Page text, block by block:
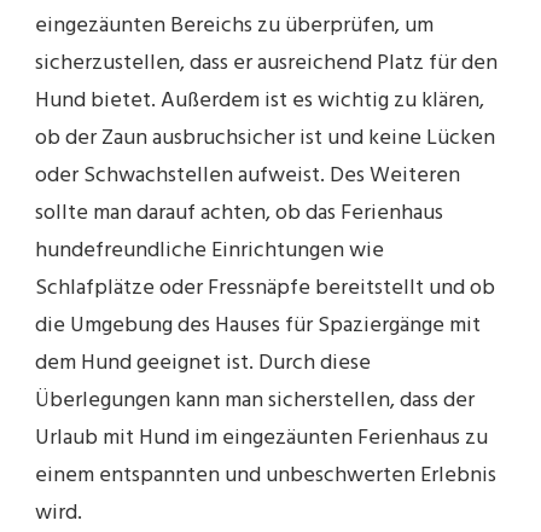
eingezäunten Bereichs zu überprüfen, um
sicherzustellen, dass er ausreichend Platz für den
Hund bietet. Außerdem ist es wichtig zu klären,
ob der Zaun ausbruchsicher ist und keine Lücken
oder Schwachstellen aufweist. Des Weiteren
sollte man darauf achten, ob das Ferienhaus
hundefreundliche Einrichtungen wie
Schlafplätze oder Fressnäpfe bereitstellt und ob
die Umgebung des Hauses für Spaziergänge mit
dem Hund geeignet ist. Durch diese
Überlegungen kann man sicherstellen, dass der
Urlaub mit Hund im eingezäunten Ferienhaus zu
einem entspannten und unbeschwerten Erlebnis
wird.